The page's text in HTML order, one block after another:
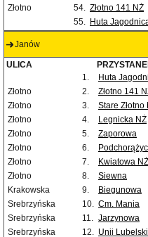
Złotno
54. Złotno 141 NŻ
55. Huta
Janów
ULICA
1.
Huta
Złotno
2. Złotno 141
Złotno
3. Stare Złotno
Złotno
4. Legnicka NŻ
Złotno
5. Zaporowa
Złotno
6.
Złotno
7. Kwiatowa NŻ
Złotno
8. Siewna
Krakowska
9. Biegunowa
Srebrzyńska
10. Cm. Mania
Srebrzyńska
11. Jarzynowa
Srebrzyńska
12. Unii